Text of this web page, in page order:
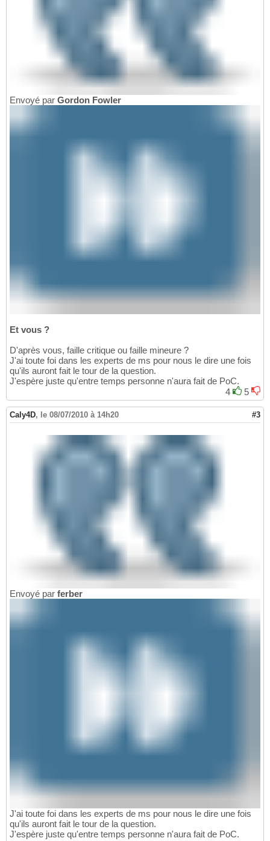
Envoyé par Gordon Fowler
Et vous ?
D'après vous, faille critique ou faille mineure ?
J'ai toute foi dans les experts de ms pour nous le dire une fois
qu'ils auront fait le tour de la question.
J'espère juste qu'entre temps personne n'aura fait de PoC.
4
5
Caly4D, le 08/07/2010 à 14h20 #3
Envoyé par ferber
J'ai toute foi dans les experts de ms pour nous le dire une fois
qu'ils auront fait le tour de la question.
J'espère juste qu'entre temps personne n'aura fait de PoC.